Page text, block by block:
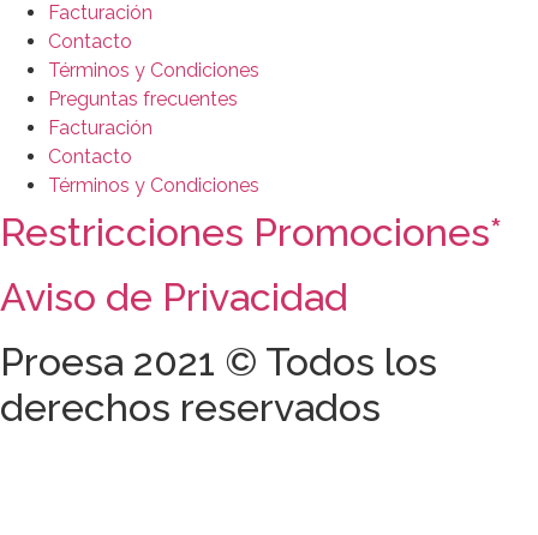
Facturación
Contacto
Términos y Condiciones
Preguntas frecuentes
Facturación
Contacto
Términos y Condiciones
Restricciones Promociones*
Aviso de Privacidad
Proesa 2021 © Todos los
derechos reservados